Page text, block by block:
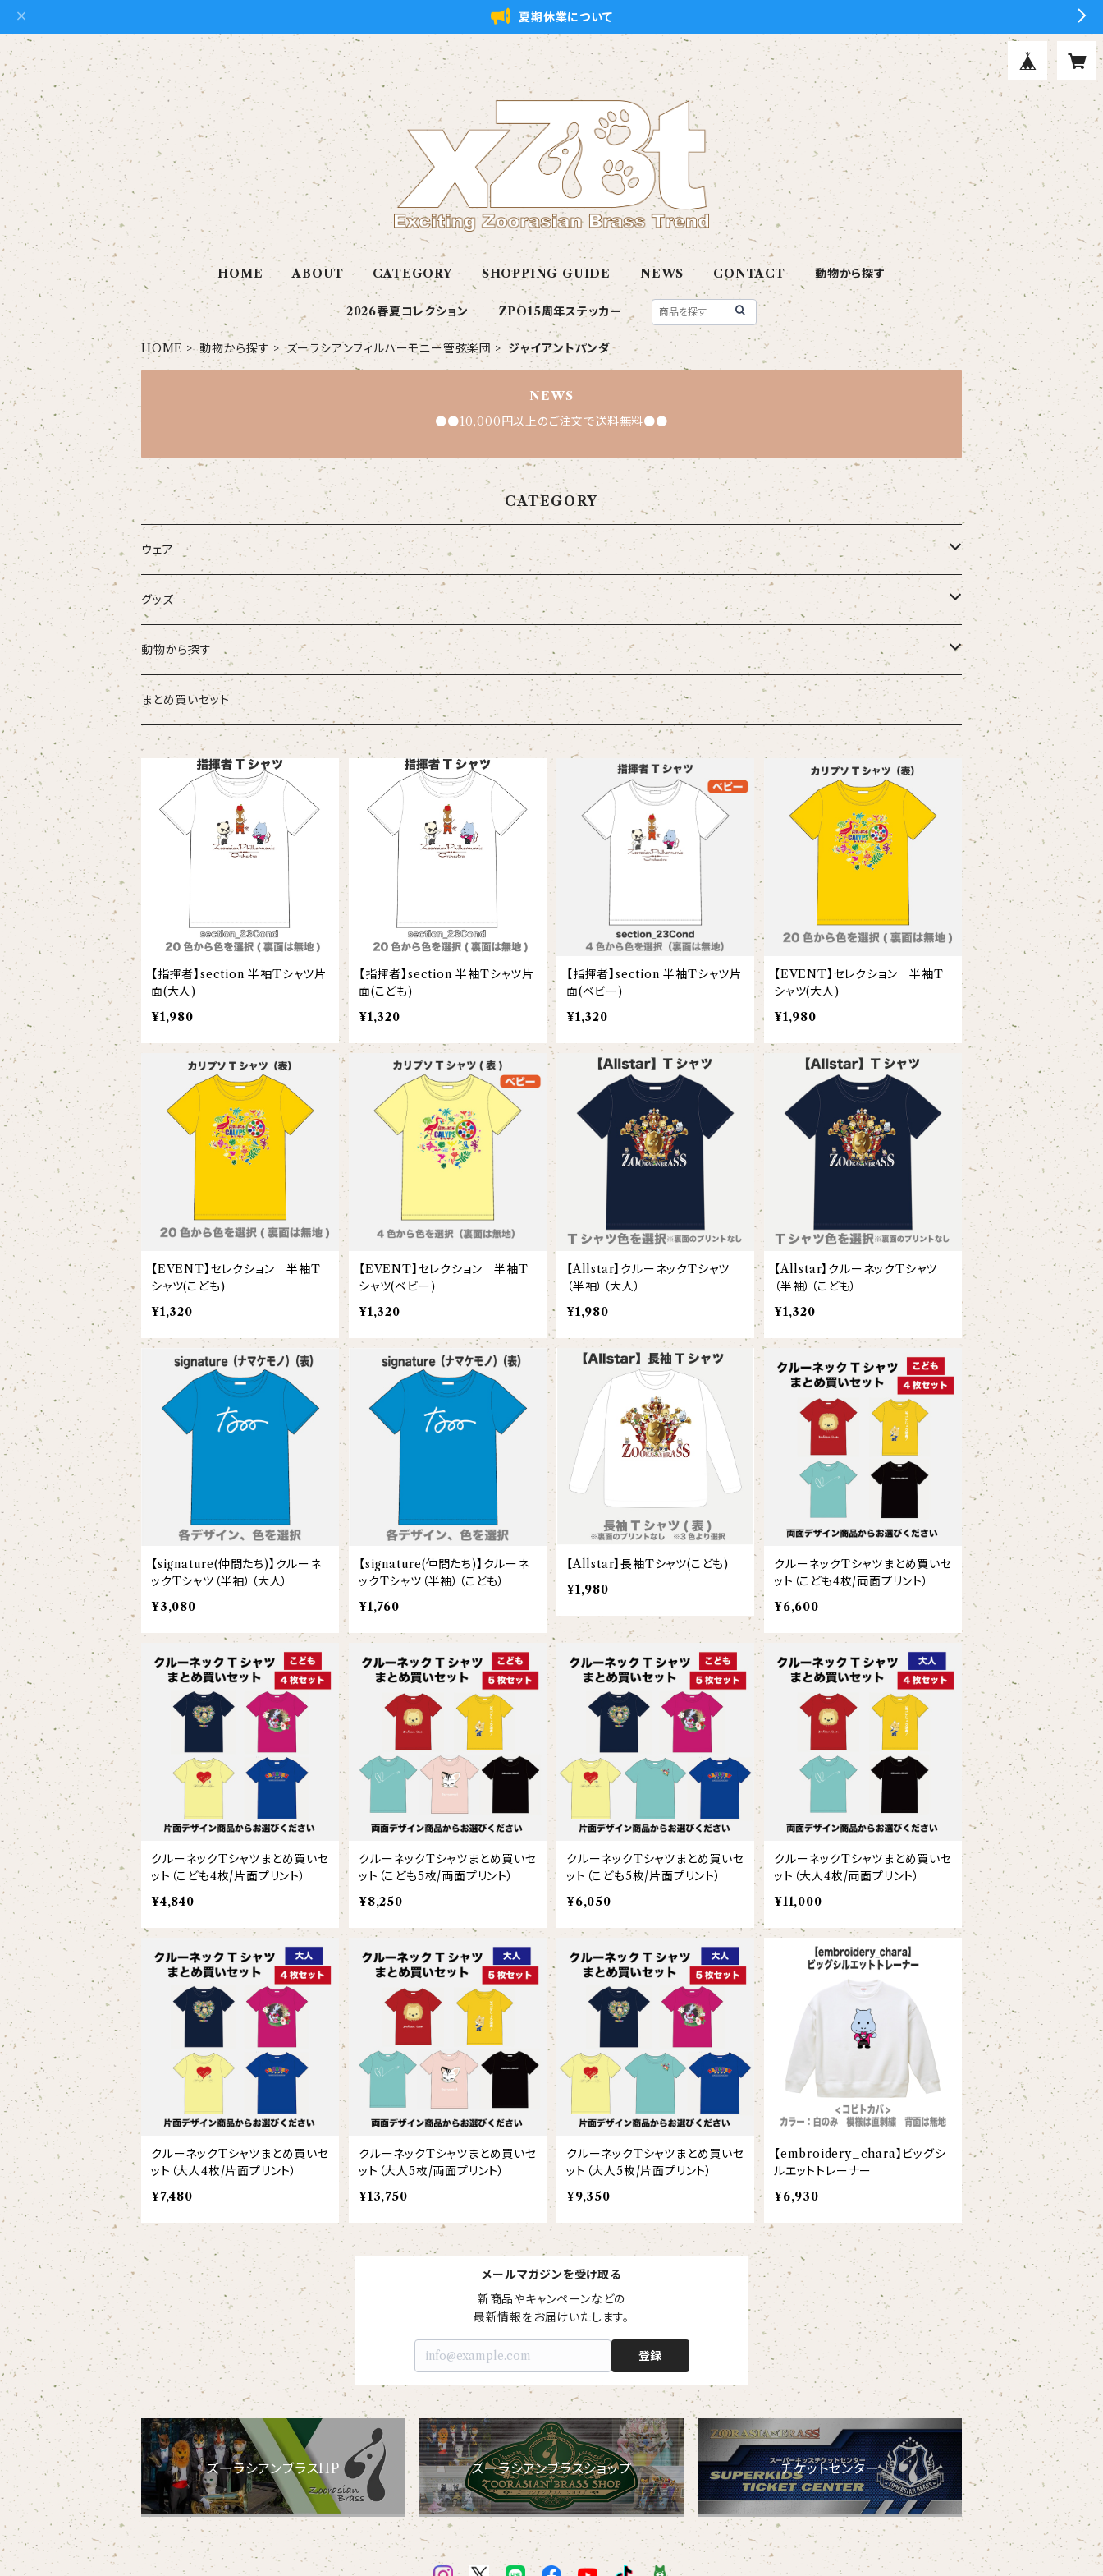
夏期休業について
HOME ABOUT CATEGORY SHOPPING GUIDE NEWS CONTACT 動物から探す
2026春夏コレクション ZPO15周年ステッカー
HOME 動物から探す ズーラシアンフィルハーモニー管弦楽団 ジャイアントパンダ
NEWS
●●10,000円以上のご注文で送料無料●●
CATEGORY
ウェア
大人
こども
ベビー
スタイ
カバーオール
ギフトセット
Tシャツ（半袖）
【face】
【kakugen】
【I love】
【EVENT ※期間限定商品】
【xx's day】
【birthday】
【anniversary】
【Allstar】
【unit】
オリジナルイラストTシャツ
侍BRASSTシャツ
【vividtypo】
【balancing typo】
【resort】
【ビッグプリント】
【crest_turquoise】
【piano】
【pink_flower】
オーバーサイズTシャツ（半袖）
【custom_point】
【face_point】
【balancing typo】
【resort】
マグナムウェイトビッグシルエットTシャツ
ポロシャツ
【emblem_basic】
【emblem_chara】
【6faces】
カラードライポロシャツ
【Brass_emblem】
シャツ
アロハシャツ
ボタンダウン半袖シャツ
オックスフォード長袖シャツ
パーカー
プルオーバーパーカー
フルジップパーカー
ドライジップパーカー
ドライストレッチプルオーバーパーカー
トレーナー
スウェットパンツ
【custom_point】
【xx's day】
【Allstar】
【embrem_American】
【Amazing player】
【EVENT ※期間限定商品】
ヘアアクセサリー
ソックス
ラグランTシャツ
カーディガン
グッズ
タオル・ハンカチ
ポーチ
トートバッグ
おけいこバッグ
デニムトート
ジュートバッグ
ブランケット
ペットアイテム
サコッシュ
ポシェット
バックパック・リュック
動物から探す
ズーラシアンブラス
オカピ
インドライオン
ドゥクラングール
ホッキョクグマ
弦うさぎ
ハンナ
サキソフォックス
マルゴー
ムートン
クラリキャット
ベルガモット
ローズマリー
パーカッション
ドール
ナマケモノ
リトルシスタードール
たたきのトリ アイリス
たたきのトリ スカーレット
ズーラシアンフィルハーモニー管弦楽団
コビトカバ
ジャイアントパンダ
ゴールデンターキン
グランパバク
アンクルバク
雲豹（ウンピョウ）
アムールヒョウ
メガネグマ
オルコット
フランソワルトン
チーター
はたらくトリ
セクション
トランペッターズ
バク一族
まとめ買いセット
【指揮者】section 半袖Tシャツ片
面(大人)
¥1,980
【指揮者】section 半袖Tシャツ片
面(こども)
¥1,320
【指揮者】section 半袖Tシャツ片
面(ベビー)
¥1,320
【EVENT】セレクション 半袖T
シャツ(大人)
¥1,980
【EVENT】セレクション 半袖T
シャツ(こども)
¥1,320
【EVENT】セレクション 半袖T
シャツ(ベビー)
¥1,320
【Allstar】クルーネックTシャツ
（半袖）（大人）
¥1,980
【Allstar】クルーネックTシャツ
（半袖）（こども）
¥1,320
【signature(仲間たち)】クルーネ
ックTシャツ（半袖）（大人）
¥3,080
【signature(仲間たち)】クルーネ
ックTシャツ（半袖）（こども）
¥1,760
【Allstar】長袖Tシャツ(こども)
¥1,980
クルーネックTシャツまとめ買いセ
ット（こども4枚/両面プリント）
¥6,600
クルーネックTシャツまとめ買いセ
ット（こども4枚/片面プリント）
¥4,840
クルーネックTシャツまとめ買いセ
ット（こども5枚/両面プリント）
¥8,250
クルーネックTシャツまとめ買いセ
ット（こども5枚/片面プリント）
¥6,050
クルーネックTシャツまとめ買いセ
ット（大人4枚/両面プリント）
¥11,000
クルーネックTシャツまとめ買いセ
ット（大人4枚/片面プリント）
¥7,480
クルーネックTシャツまとめ買いセ
ット（大人5枚/両面プリント）
¥13,750
クルーネックTシャツまとめ買いセ
ット（大人5枚/片面プリント）
¥9,350
【embroidery_chara】ビッグシ
ルエットトレーナー
¥6,930
メールマガジンを受け取る
新商品やキャンペーンなどの
最新情報をお届けいたします。
登録
ズーラシアンブラスHP ズーラシアンブラスショップ チケットセンター